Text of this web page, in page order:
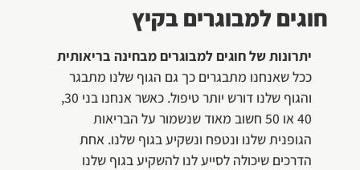
חוגים למבוגרים בקיץ
יתרונות של חוגים למבוגרים מבחינה בריאותית
ככל שאנחנו מתבגרים כך גם הגוף שלנו מתבגר
והגוף שלנו דורש יותר טיפול. כאשר אנחנו בני 30,
40 או 50 חשוב מאוד שנשמור על הבריאות
הגופנית שלנו ונטפח ונשקיע בגוף שלנו. אחת
הדרכים שיכולה לסייע לנו להשקיע בגוף שלנו